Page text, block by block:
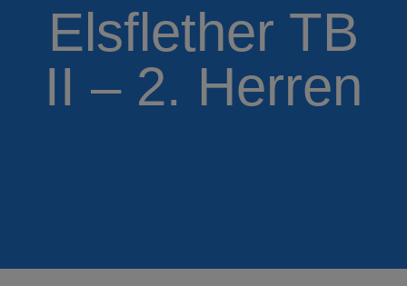
Elsflether TB
II – 2. Herren